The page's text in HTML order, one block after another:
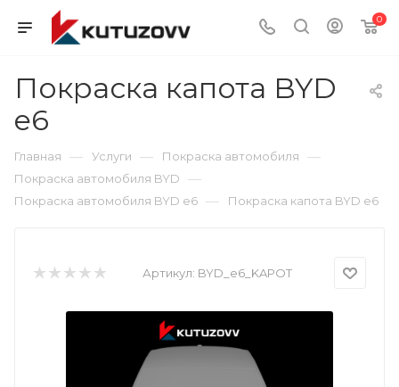
0
Покраска капота BYD
e6
Главная — Услуги — Покраска автомобиля —
Покраска автомобиля BYD —
Покраска автомобиля BYD e6 — Покраска капота BYD e6
Артикул: BYD_e6_KAPOT